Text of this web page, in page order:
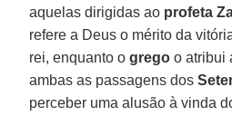
aquelas dirigidas ao profeta
refere a Deus o mérito da
rei, enquanto ogrego o atribui
ambas as passagens dos
perceber uma alusão à vinda